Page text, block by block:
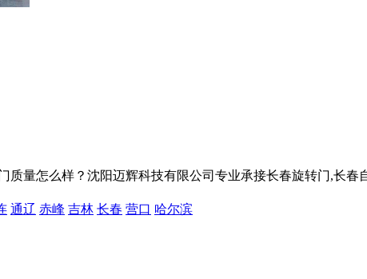
量怎么样？沈阳迈辉科技有限公司专业承接长春旋转门,长春
通辽 赤峰 吉林 长春 营口 哈尔滨